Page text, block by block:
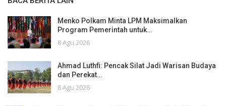
Menko Polkam Minta LPM Maksimalkan
Program Pemerintah untuk…
8 Agu 2026
Ahmad Luthfi: Pencak Silat Jadi Warisan Budaya
dan Perekat…
8 Agu 2026